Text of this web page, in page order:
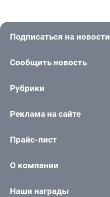
Подписаться на новости
Сообщить новость
Рубрики
Реклама на сайте
Прайс-лист
О компании
Наши награды